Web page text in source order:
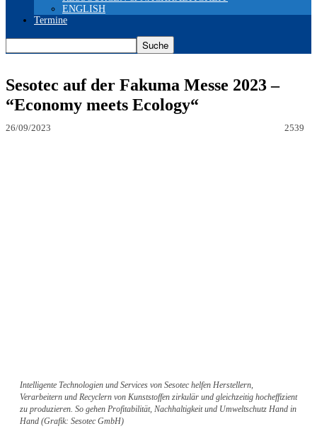
ENGLISH
Termine
Sesotec auf der Fakuma Messe 2023 –
“Economy meets Ecology“
26/09/2023 2539
Intelligente Technologien und Services von Sesotec helfen Herstellern,
Verarbeitern und Recyclern von Kunststoffen zirkulär und gleichzeitig hocheffizient
zu produzieren. So gehen Profitabilität, Nachhaltigkeit und Umweltschutz Hand in
Hand (Grafik: Sesotec GmbH)